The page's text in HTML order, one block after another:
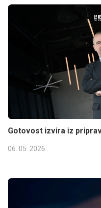
Gotovost izvira iz
06. 05. 2026